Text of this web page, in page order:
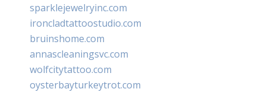
sparklejewelryinc.com
ironcladtattoostudio.com
bruinshome.com
annascleaningsvc.com
wolfcitytattoo.com
oysterbayturkeytrot.com